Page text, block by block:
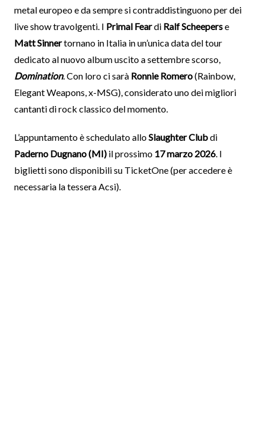
metal europeo e da sempre si contraddistinguono per dei
live show travolgenti. I Primal Feardi Ralf Scheeperse
Matt Sinnertornano in Italia in un’unica data del tour
dedicato al nuovo album uscito a settembre scorso,
Domination. Con loro ci saràRonnie Romero(Rainbow,
Elegant Weapons, x-MSG), considerato uno dei migliori
cantanti di rock classico del momento.
L’appuntamento è schedulato alloSlaughter Clubdi
Paderno Dugnano (MI)il prossimo 17 marzo 2026. I
biglietti sono disponibili su TicketOne (per accedere è
necessaria la tessera Acsi).